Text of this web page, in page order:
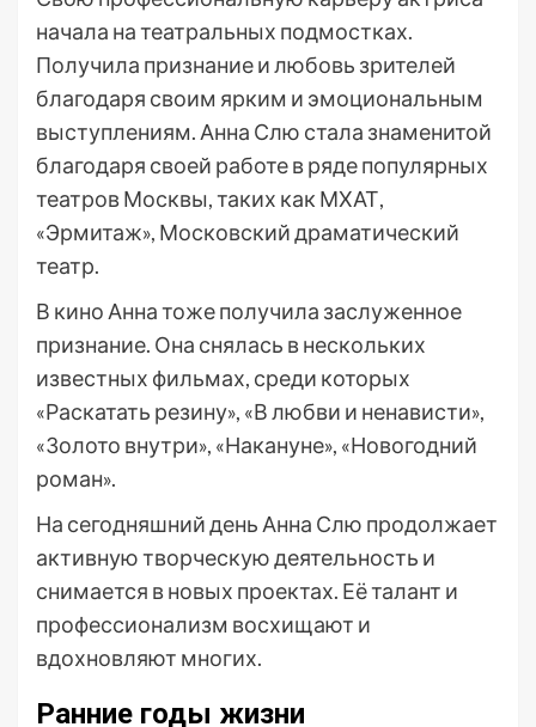
начала на театральных подмостках.
Получила признание и любовь зрителей
благодаря своим ярким и эмоциональным
выступлениям. Анна Слю стала знаменитой
благодаря своей работе в ряде популярных
театров Москвы, таких как МХАТ,
«Эрмитаж», Московский драматический
театр.
В кино Анна тоже получила заслуженное
признание. Она снялась в нескольких
известных фильмах, среди которых
«Раскатать резину», «В любви и ненависти»,
«Золото внутри», «Накануне», «Новогодний
роман».
На сегодняшний день Анна Слю продолжает
активную творческую деятельность и
снимается в новых проектах. Её талант и
профессионализм восхищают и
вдохновляют многих.
Ранние годы жизни